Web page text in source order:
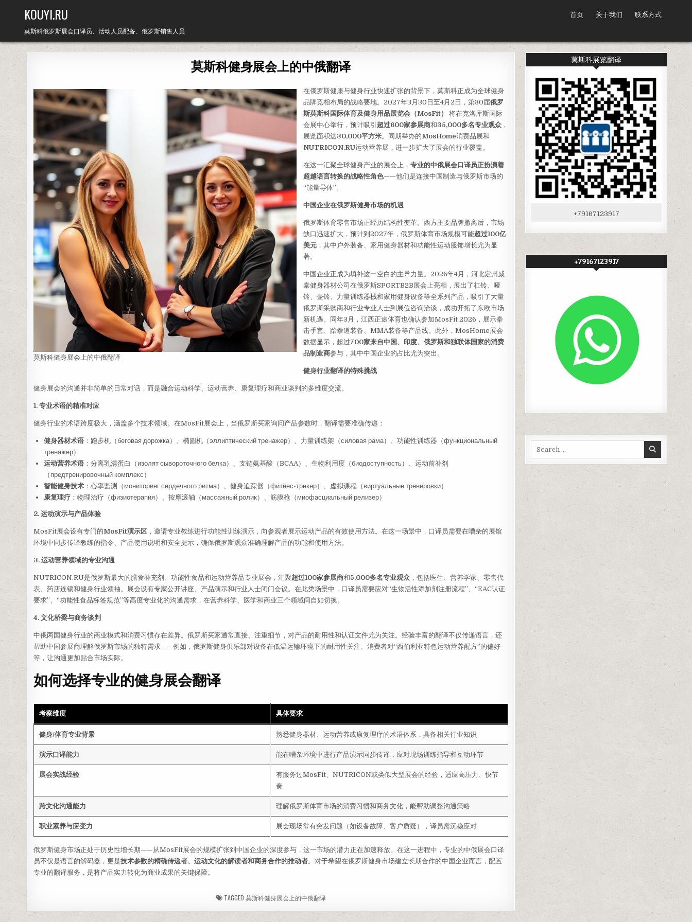
KOUYI.RU
莫斯科俄罗斯展会口译员、活动人员配备、俄罗斯销售人员
首页 关于我们 联系方式
莫斯科健身展会上的中俄翻译
莫斯科健身展会上的中俄翻译
在俄罗斯健康与健身行业快速扩张的背景下，莫斯科正成为全球健身
品牌竞相布局的战略要地。2027年3月30日至4月2日，第30届俄罗
斯莫斯科国际体育及健身用品展览会（MosFit）
将在克洛库斯国际
会展中心举行，预计吸引超过600家参展商和35,000多名专业观众 ，
展览面积达30,000平方米。同期举办的MosHome消费品展和
NUTRICON.RU运动营养展，进一步扩大了展会的行业覆盖。
在这一汇聚全球健身产业的展会上，专业的中俄展会口译员正扮演着
超越语言转换的战略性角色——他们是连接中国制造与俄罗斯市场的
“能量导体”。
中国企业在俄罗斯健身市场的机遇
俄罗斯体育零售市场正经历结构性变革。西方主要品牌撤离后，市场
缺口迅速扩大，预计到2027年，俄罗斯体育市场规模可能超过100亿
美元 ，其中户外装备、家用健身器材和功能性运动服饰增长尤为显
著。
中国企业正成为填补这一空白的主导力量。2026年4月，河北定州威
泰健身器材公司在俄罗斯SPORTB2B展会上亮相，展出了杠铃、哑
铃、壶铃、力量训练器械和家用健身设备等全系列产品，吸引了大量
俄罗斯采购商和行业专业人士到展位咨询洽谈，成功开拓了东欧市场
新机遇。同年3月，江西正途体育也确认参加MosFit 2026，展示拳
击手套、跆拳道装备、MMA装备等产品线。此外，MosHome展会
数据显示，超过700家来自中国、印度、俄罗斯和独联体国家的消费
品制造商参与，其中中国企业的占比尤为突出。
健身行业翻译的特殊挑战
健身展会的沟通并非简单的日常对话，而是融合运动科学、运动营养、康复理疗和商业谈判的多维度交流。
1. 专业术语的精准对应
健身行业的术语跨度极大，涵盖多个技术领域。在MosFit展会上，当俄罗斯买家询问产品参数时，翻译需要准确传递：
健身器材术语 ：跑步机（беговая дорожка）、椭圆机（эллиптический тренажер）、力量训练架（силовая рама）、功能性训练器（функциональный
тренажер）
运动营养术语 ：分离乳清蛋白（изолят сывороточного белка）、支链氨基酸（BCAA）、生物利用度（биодоступность）、运动前补剂
（предтренировочный комплекс）
智能健身技术 ：心率监测（мониторинг сердечного ритма）、健身追踪器（фитнес-трекер）、虚拟课程（виртуальные тренировки）
康复理疗 ：物理治疗（физиотерапия）、按摩滚轴（массажный ролик）、筋膜枪（миофасциальный релизер）
2. 运动演示与产品体验
MosFit展会设有专门的MosFit演示区 ，邀请专业教练进行功能性训练演示，向参观者展示运动产品的有效使用方法。在这一场景中，口译员需要在嘈杂的展馆
环境中同步传译教练的指令、产品使用说明和安全提示，确保俄罗斯观众准确理解产品的功能和使用方法。
3. 运动营养领域的专业沟通
NUTRICON.RU是俄罗斯最大的膳食补充剂、功能性食品和运动营养品专业展会，汇聚超过100家参展商和5,000多名专业观众 ，包括医生、营养学家、零售代
表、药店连锁和健身行业领袖。展会设有专家公开讲座、产品演示和行业人士闭门会议。在此类场景中，口译员需要应对“生物活性添加剂注册流程”、“EAC认证
要求”、“功能性食品标签规范”等高度专业化的沟通需求，在营养科学、医学和商业三个领域间自如切换。
4. 文化桥梁与商务谈判
中俄两国健身行业的商业模式和消费习惯存在差异。俄罗斯买家通常直接、注重细节，对产品的耐用性和认证文件尤为关注。经验丰富的翻译不仅传递语言，还
帮助中国参展商理解俄罗斯市场的独特需求——例如，俄罗斯健身俱乐部对设备在低温运输环境下的耐用性关注、消费者对“西伯利亚特色运动营养配方”的偏好
等，让沟通更加贴合市场实际。
如何选择专业的健身展会翻译
考察维度 具体要求
健身/体育专业背景 熟悉健身器材、运动营养或康复理疗的术语体系，具备相关行业知识
演示口译能力 能在嘈杂环境中进行产品演示同步传译，应对现场训练指导和互动环节
展会实战经验
有服务过MosFit、NUTRICON或类似大型展会的经验，适应高压力、快节
奏
跨文化沟通能力 理解俄罗斯体育市场的消费习惯和商务文化，能帮助调整沟通策略
职业素养与应变力 展会现场常有突发问题（如设备故障、客户质疑），译员需沉稳应对
俄罗斯健身市场正处于历史性增长期——从MosFit展会的规模扩张到中国企业的深度参与，这一市场的潜力正在加速释放。在这一进程中，专业的中俄展会口译
员不仅是语言的解码器，更是技术参数的精确传递者、运动文化的解读者和商务合作的推动者。对于希望在俄罗斯健身市场建立长期合作的中国企业而言，配置
专业的翻译服务，是将产品实力转化为商业成果的关键保障。
TAGGED 莫斯科健身展会上的中俄翻译
莫斯科展览翻译
+79167123917
+79167123917